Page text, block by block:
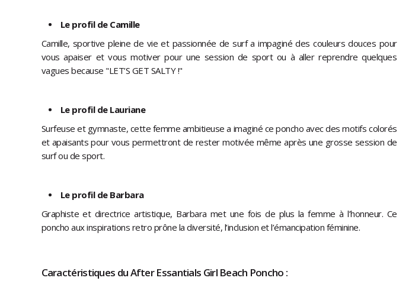
Le profil de Camille
Camille, sportive pleine de vie et passionnée de surf a impaginé des couleurs douces pour
vous apaiser et vous motiver pour une session de sport ou à aller reprendre quelques
vagues because "LET’S GET SALTY !"
Le profil de Lauriane
Surfeuse et gymnaste, cette femme ambitieuse a imaginé ce poncho avec des motifs colorés
et apaisants pour vous permettront de rester motivée même après une grosse session de
surf ou de sport.
Le profil de Barbara
Graphiste et directrice artistique, Barbara met une fois de plus la femme à l’honneur. Ce
poncho aux inspirations retro prône la diversité, l’inclusion et l’émancipation féminine.
Caractéristiques du After Essantials Girl Beach Poncho :